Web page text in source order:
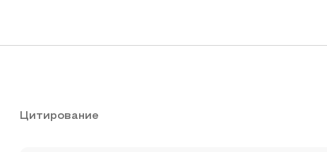
Цитирование